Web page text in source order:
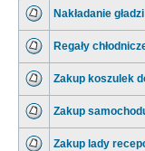
Nakładanie gładzi
Regały
Zakup koszulek
Zakup
Zakup lady